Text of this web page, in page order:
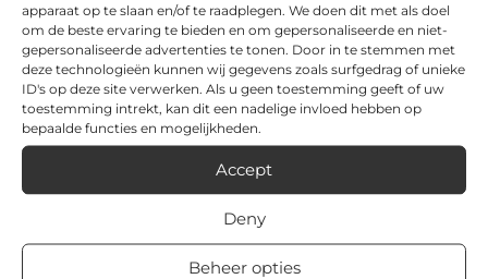
apparaat op te slaan en/of te raadplegen. We doen dit met als doel
om de beste ervaring te bieden en om gepersonaliseerde en niet-
gepersonaliseerde advertenties te tonen. Door in te stemmen met
deze technologieën kunnen wij gegevens zoals surfgedrag of unieke
ID's op deze site verwerken. Als u geen toestemming geeft of uw
toestemming intrekt, kan dit een nadelige invloed hebben op
bepaalde functies en mogelijkheden.
Accept
Deny
Beheer opties